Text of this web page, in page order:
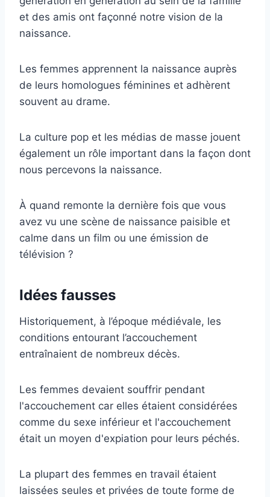
et des amis ont façonné notre vision de la
naissance.
Les femmes apprennent la naissance auprès
de leurs homologues féminines et adhèrent
souvent au drame.
La culture pop et les médias de masse jouent
également un rôle important dans la façon dont
nous percevons la naissance.
À quand remonte la dernière fois que vous
avez vu une scène de naissance paisible et
calme dans un film ou une émission de
télévision ?
Idées fausses
Historiquement, à l’époque médiévale, les
conditions entourant l’accouchement
entraînaient de nombreux décès.
Les femmes devaient souffrir pendant
l'accouchement car elles étaient considérées
comme du sexe inférieur et l'accouchement
était un moyen d'expiation pour leurs péchés.
La plupart des femmes en travail étaient
laissées seules et privées de toute forme de